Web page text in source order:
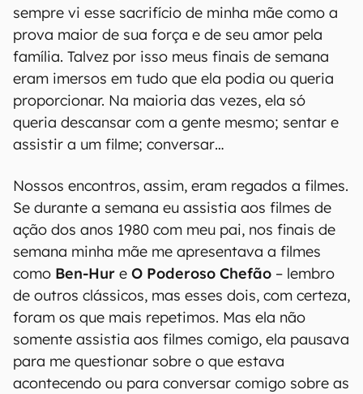
sempre vi esse sacrifício de minha mãe como a
prova maior de sua força e de seu amor pela
família. Talvez por isso meus finais de semana
eram imersos em tudo que ela podia ou queria
proporcionar. Na maioria das vezes, ela só
queria descansar com a gente mesmo; sentar e
assistir a um filme; conversar…
Nossos encontros, assim, eram regados a filmes.
Se durante a semana eu assistia aos filmes de
ação dos anos 1980 com meu pai, nos finais de
semana minha mãe me apresentava a filmes
como Ben-Hur e O Poderoso Chefão – lembro
de outros clássicos, mas esses dois, com certeza,
foram os que mais repetimos. Mas ela não
somente assistia aos filmes comigo, ela pausava
para me questionar sobre o que estava
acontecendo ou para conversar comigo sobre as